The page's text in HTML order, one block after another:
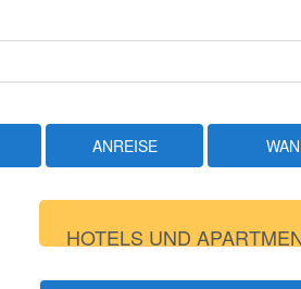
ANREISE
HOTELS UND